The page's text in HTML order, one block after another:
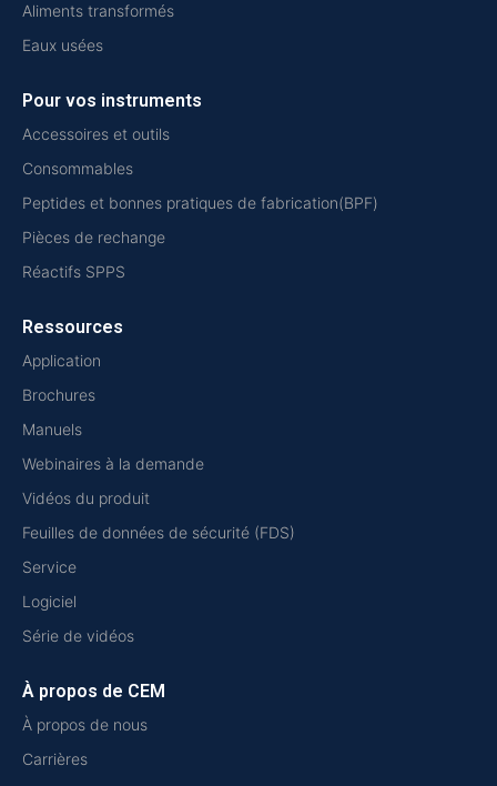
Aliments transformés
Eaux usées
Pour vos instruments
Accessoires et outils
Consommables
Peptides et bonnes pratiques de fabrication(BPF)
Pièces de rechange
Réactifs SPPS
Ressources
Application
Brochures
Manuels
Webinaires à la demande
Vidéos du produit
Feuilles de données de sécurité (FDS)
Service
Logiciel
Série de vidéos
À propos de CEM
À propos de nous
Carrières